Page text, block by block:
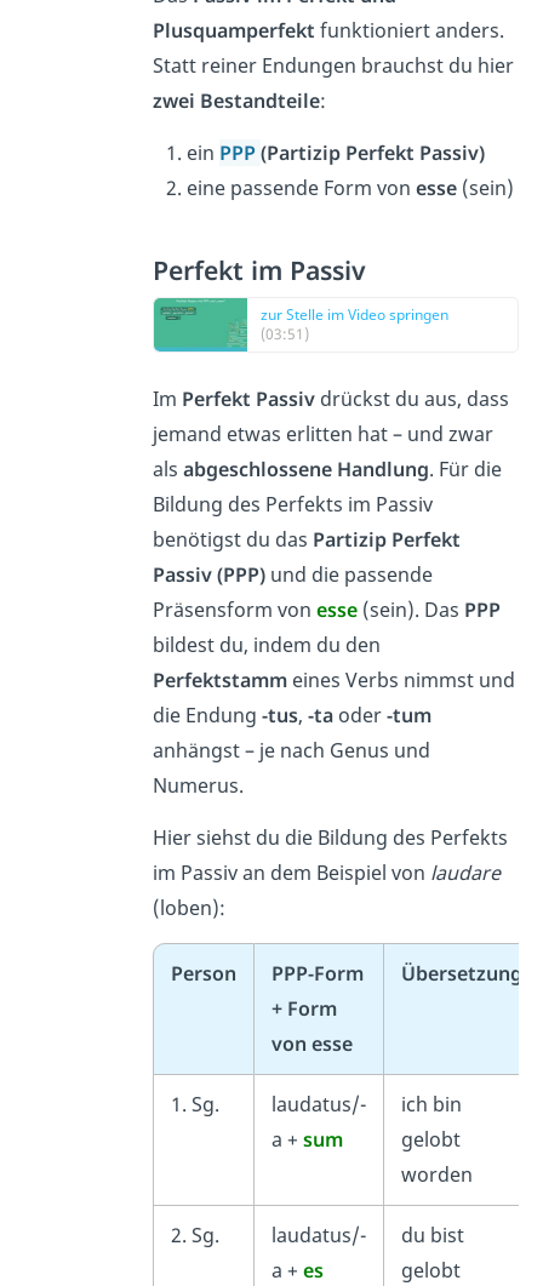
Plusquamperfekt funktioniert anders.
Statt reiner Endungen brauchst du hier
zwei Bestandteile:
ein PPP(Partizip Perfekt Passiv)
eine passende Form von esse(sein)
Perfekt im Passiv
zur Stelle im Video springen
(03:51)
Im Perfekt Passivdrückst du aus, dass
jemand etwas erlitten hat – und zwar
als abgeschlossene Handlung. Für die
Bildung des Perfekts im Passiv
benötigst du das Partizip Perfekt
Passiv (PPP)und die passende
Präsensform von esse (sein). Das PPP
bildest du, indem du den
Perfektstammeines Verbs nimmst und
die Endung -tus, -taoder-tum
anhängst – je nach Genus und
Numerus.
Hier siehst du die Bildung des Perfekts
im Passiv an dem Beispiel von laudare
(loben):
Person
PPP-Form
+ Form
von esse
Übersetzung
1. Sg.
laudatus/-
a + sum
ich bin
gelobt
worden
2. Sg.
laudatus/-
a + es
du bist
gelobt